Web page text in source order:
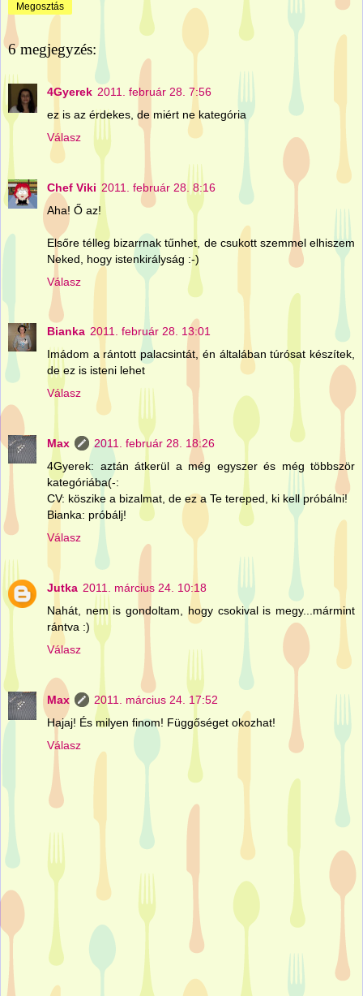
Megosztás
6 megjegyzés:
4Gyerek 2011. február 28. 7:56
ez is az érdekes, de miért ne kategória
Válasz
Chef Viki 2011. február 28. 8:16
Aha! Ő az!
Elsőre télleg bizarrnak tűnhet, de csukott szemmel elhiszem
Neked, hogy istenkirályság :-)
Válasz
Bianka 2011. február 28. 13:01
Imádom a rántott palacsintát, én általában túrósat készítek,
de ez is isteni lehet
Válasz
Max
2011. február 28. 18:26
4Gyerek: aztán átkerül a még egyszer és még többször
kategóriába(-:
CV: köszike a bizalmat, de ez a Te tereped, ki kell próbálni!
Bianka: próbálj!
Válasz
Jutka 2011. március 24. 10:18
Nahát, nem is gondoltam, hogy csokival is megy...mármint
rántva :)
Válasz
Max
2011. március 24. 17:52
Hajaj! És milyen finom! Függőséget okozhat!
Válasz